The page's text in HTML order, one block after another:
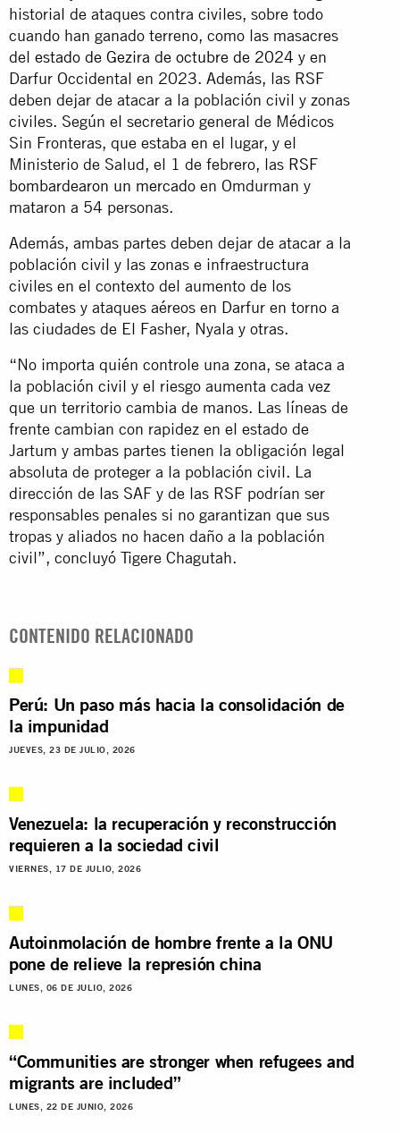
historial de ataques contra civiles, sobre todo
cuando han ganado terreno, como las masacres
del estado de Gezira de octubre de 2024 y en
Darfur Occidental en 2023. Además, las RSF
deben dejar de atacar a la población civil y zonas
civiles. Según el secretario general de Médicos
Sin Fronteras, que estaba en el lugar, y el
Ministerio de Salud, el 1 de febrero, las RSF
bombardearon un mercado en Omdurman y
mataron a 54 personas.
Además, ambas partes deben dejar de atacar a la
población civil y las zonas e infraestructura
civiles en el contexto del aumento de los
combates y ataques aéreos en Darfur en torno a
las ciudades de El Fasher, Nyala y otras.
“No importa quién controle una zona, se ataca a
la población civil y el riesgo aumenta cada vez
que un territorio cambia de manos. Las líneas de
frente cambian con rapidez en el estado de
Jartum y ambas partes tienen la obligación legal
absoluta de proteger a la población civil. La
dirección de las SAF y de las RSF podrían ser
responsables penales si no garantizan que sus
tropas y aliados no hacen daño a la población
civil”, concluyó Tigere Chagutah.
CONTENIDO RELACIONADO
Perú: Un paso más hacia la consolidación de
la impunidad
JUEVES, 23 DE JULIO, 2026
Venezuela: la recuperación y reconstrucción
requieren a la sociedad civil
VIERNES, 17 DE JULIO, 2026
Autoinmolación de hombre frente a la ONU
pone de relieve la represión china
LUNES, 06 DE JULIO, 2026
“Communities are stronger when refugees and
migrants are included”
LUNES, 22 DE JUNIO, 2026